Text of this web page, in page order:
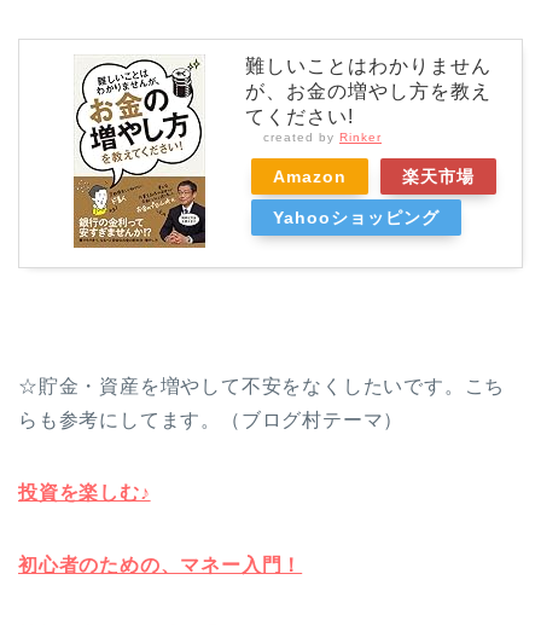
難しいことはわかりません
が、お金の増やし方を教え
てください!
created by Rinker
Amazon 楽天市場
Yahooショッピング
☆貯金・資産を増やして不安をなくしたいです。こち
らも参考にしてます。（ブログ村テーマ）
投資を楽しむ♪
初心者のための、マネー入門！